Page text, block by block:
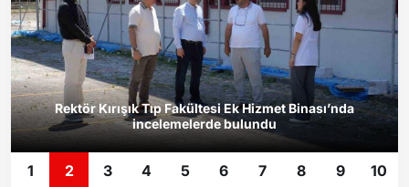
Rektör Kırışık Tıp Fakültesi Ek Hizmet Binası’nda
incelemelerde bulundu
1 2 3 4 5 6 7 8 9 10